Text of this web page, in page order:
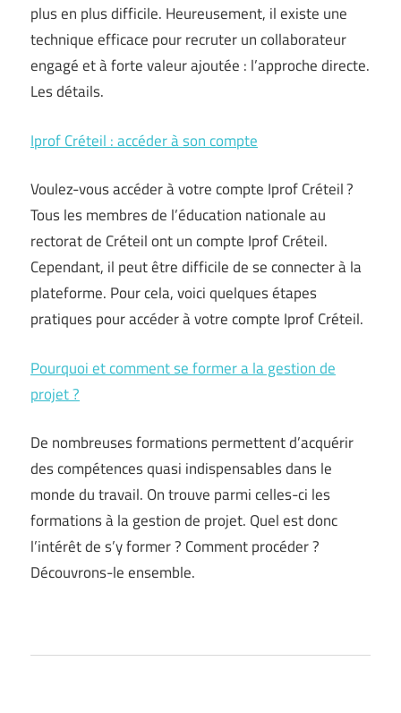
plus en plus difficile. Heureusement, il existe une
technique efficace pour recruter un collaborateur
engagé et à forte valeur ajoutée : l’approche directe.
Les détails.
Iprof Créteil : accéder à son compte
Voulez-vous accéder à votre compte Iprof Créteil ?
Tous les membres de l’éducation nationale au
rectorat de Créteil ont un compte Iprof Créteil.
Cependant, il peut être difficile de se connecter à la
plateforme. Pour cela, voici quelques étapes
pratiques pour accéder à votre compte Iprof Créteil.
Pourquoi et comment se former a la gestion de
projet ?
De nombreuses formations permettent d’acquérir
des compétences quasi indispensables dans le
monde du travail. On trouve parmi celles-ci les
formations à la gestion de projet. Quel est donc
l’intérêt de s’y former ? Comment procéder ?
Découvrons-le ensemble.